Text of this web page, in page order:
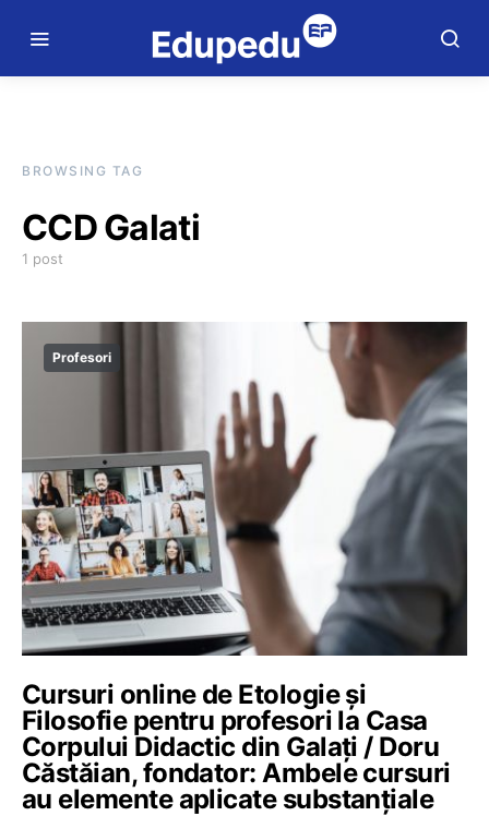
BROWSING TAG
CCD Galati
1 post
Profesori
Cursuri online de Etologie și
Filosofie pentru profesori la Casa
Corpului Didactic din Galați / Doru
Căstăian, fondator: Ambele cursuri
au elemente aplicate substanțiale